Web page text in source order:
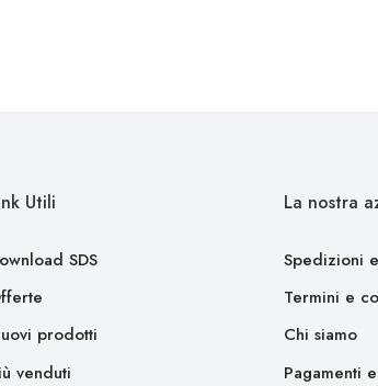
Utili
SDS
prodotti
venduti
La nostra
Spedizioni
Termini e
Chi siamo
Pagamenti